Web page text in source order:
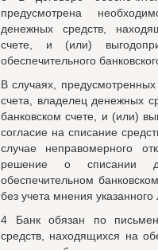
предусмотрена
денежных средств,
счете, и (или)
обеспечительного
В случаях, предусмотренных
счета, владелец денежных
банковском счете, и (или)
согласие на списание
случае неправомерного
решение о списании
обеспечительном
без учета мнения
4 Банк обязан по
средств, находящихся на